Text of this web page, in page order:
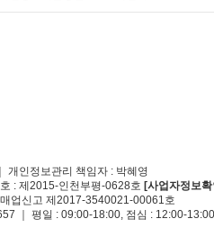
개인정보관리 책임자 : 박혜영
: 제2015-인천부평-0628호 [사업자정보확
업신고 제2017-3540021-00061호
｜ 평일 : 09:00-18:00, 점심 : 12:00-